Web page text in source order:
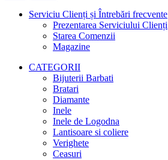
fost:
2.175,00 lei.
1.885,00 lei.
Serviciu Clienți și Întrebări frecvente
Prezentarea Serviciului Clienți
Starea Comenzii
Magazine
CATEGORII
Bijuterii Barbati
Bratari
Diamante
Inele
Inele de Logodna
Lantisoare si coliere
Verighete
Ceasuri